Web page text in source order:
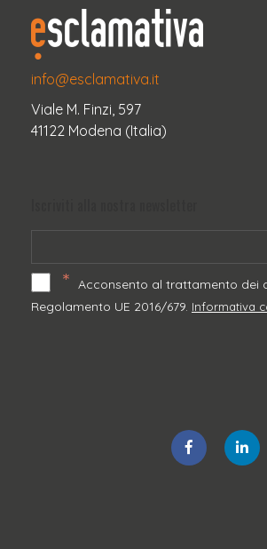
info@esclamativa.it
Viale M. Finzi, 597
41122 Modena (Italia)
* Acconsento al trattamento dei
Regolamento UE 2016/679. Informativa